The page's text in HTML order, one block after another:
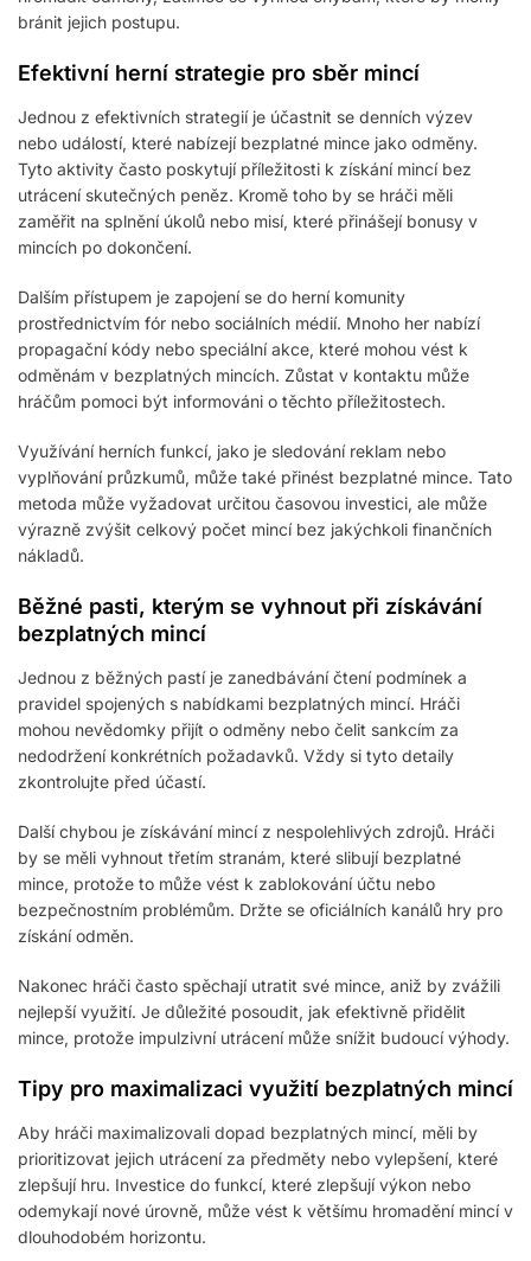
bránit jejich postupu.
Efektivní herní strategie pro sběr mincí
Jednou z efektivních strategií je účastnit se denních výzev
nebo událostí, které nabízejí bezplatné mince jako odměny.
Tyto aktivity často poskytují příležitosti k získání mincí bez
utrácení skutečných peněz. Kromě toho by se hráči měli
zaměřit na splnění úkolů nebo misí, které přinášejí bonusy v
mincích po dokončení.
Dalším přístupem je zapojení se do herní komunity
prostřednictvím fór nebo sociálních médií. Mnoho her nabízí
propagační kódy nebo speciální akce, které mohou vést k
odměnám v bezplatných mincích. Zůstat v kontaktu může
hráčům pomoci být informováni o těchto příležitostech.
Využívání herních funkcí, jako je sledování reklam nebo
vyplňování průzkumů, může také přinést bezplatné mince. Tato
metoda může vyžadovat určitou časovou investici, ale může
výrazně zvýšit celkový počet mincí bez jakýchkoli finančních
nákladů.
Běžné pasti, kterým se vyhnout při získávání
bezplatných mincí
Jednou z běžných pastí je zanedbávání čtení podmínek a
pravidel spojených s nabídkami bezplatných mincí. Hráči
mohou nevědomky přijít o odměny nebo čelit sankcím za
nedodržení konkrétních požadavků. Vždy si tyto detaily
zkontrolujte před účastí.
Další chybou je získávání mincí z nespolehlivých zdrojů. Hráči
by se měli vyhnout třetím stranám, které slibují bezplatné
mince, protože to může vést k zablokování účtu nebo
bezpečnostním problémům. Držte se oficiálních kanálů hry pro
získání odměn.
Nakonec hráči často spěchají utratit své mince, aniž by zvážili
nejlepší využití. Je důležité posoudit, jak efektivně přidělit
mince, protože impulzivní utrácení může snížit budoucí výhody.
Tipy pro maximalizaci využití bezplatných mincí
Aby hráči maximalizovali dopad bezplatných mincí, měli by
prioritizovat jejich utrácení za předměty nebo vylepšení, které
zlepšují hru. Investice do funkcí, které zlepšují výkon nebo
odemykají nové úrovně, může vést k většímu hromadění mincí v
dlouhodobém horizontu.